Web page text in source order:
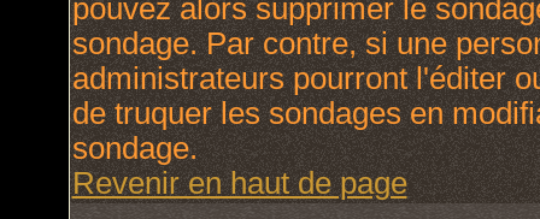
pouvez alors supprimer le
sondage. Par contre, si une
administrateurs pourront l'éditer
de truquer les sondages en
sondage.
Revenir en haut de page